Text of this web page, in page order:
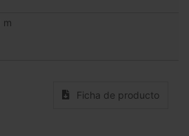
m
Ficha de producto